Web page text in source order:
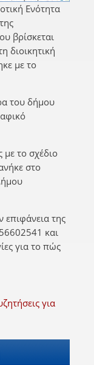
Ενότητα
βρίσκεται
διοικητική
με το
του δήμου
με το σχέδιο
στο
της
και
για το πώς
για